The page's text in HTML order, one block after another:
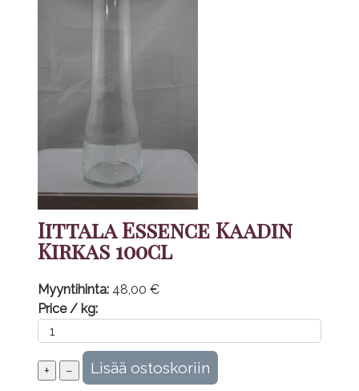
Iittala Essence Kaadin
Kirkas 100cl
Myyntihinta: 48,00 €
Price / kg: